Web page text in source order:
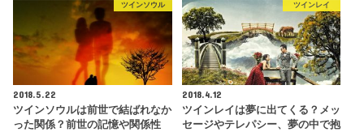
ツインソウル
2018.5.22
ツインソウルは前世で結ばれなか
った関係？前世の記憶や関係性
ツインレイ
2018.4.12
ツインレイは夢に出てくる？メッ
セージやテレパシー、夢の中で抱